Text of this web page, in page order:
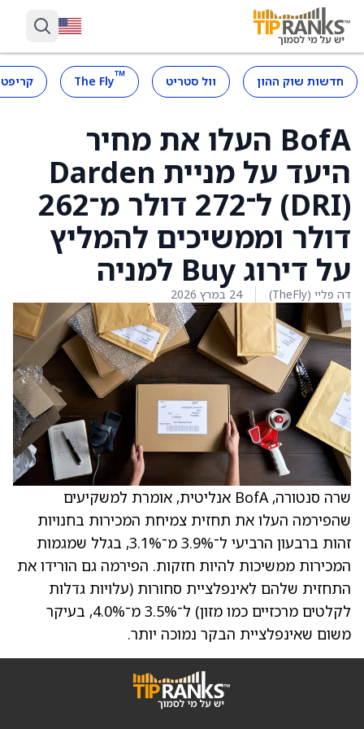
חדשות שוק ההון וול סטריט ™
The Fly
BofA העלו את מחיר
היעד על מניית Darden
(DRI) ל־272 דולר מ־262
דולר וממשיכים להמליץ
על דירוג Buy למניה
דה פליי (TheFly) 24 במרץ 2026
שרה סנטורה, BofA אנליטית, אומרת למשקיעים
שהפירמה העלו את תחזית צמיחת המכירות בחנויות
זהות ברבעון הרביעי ל־3.9% מ־3.1%, בגלל שמגמות
המכירות ממשיכות להיות חזקות. הפירמה גם הורידו את
התחזית שלהם לאינפלציית סחורות (עלויות גדלות
לקלטים מרכזיים כמו מזון) ל־3.5% מ־4.0%, בעיקר
משום שאינפלציית הבקר נמוכה יותר.